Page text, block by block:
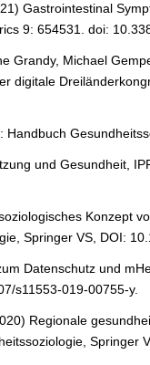
Gastrointestinal
9: 654531. doi:
Grandy, Michael
digitale
Handbuch
und Gesundheit,
Konzept
Springer VS, DOI:
Datenschutz und
s11553-019-00755-y.
Regionale
Springer